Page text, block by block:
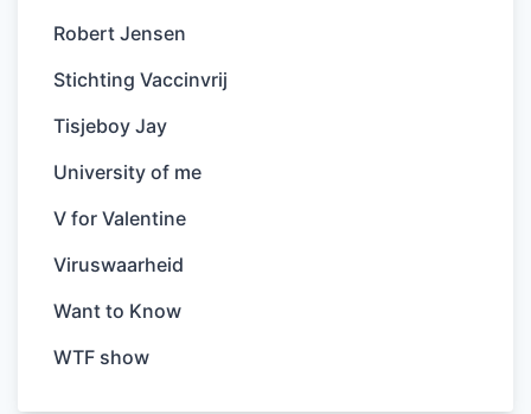
Robert Jensen
Stichting Vaccinvrij
Tisjeboy Jay
University of me
V for Valentine
Viruswaarheid
Want to Know
WTF show